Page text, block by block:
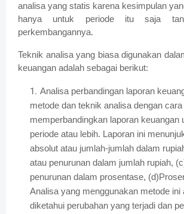
analisa yang statis karena kesimpulan
hanya untuk periode itu saja
perkembangannya.
Teknik analisa yang biasa digunakan
keuangan adalah sebagai berikut:
Analisa perbandingan laporan
metode dan teknik analisa dengan cara
memperbandingkan laporan keuangan
periode atau lebih. Laporan ini
absolut atau jumlah-jumlah dalam
atau penurunan dalam jumlah rupiah,
penurunan dalam prosentase,
Analisa yang menggunakan metode ini
diketahui perubahan yang terjadi dan